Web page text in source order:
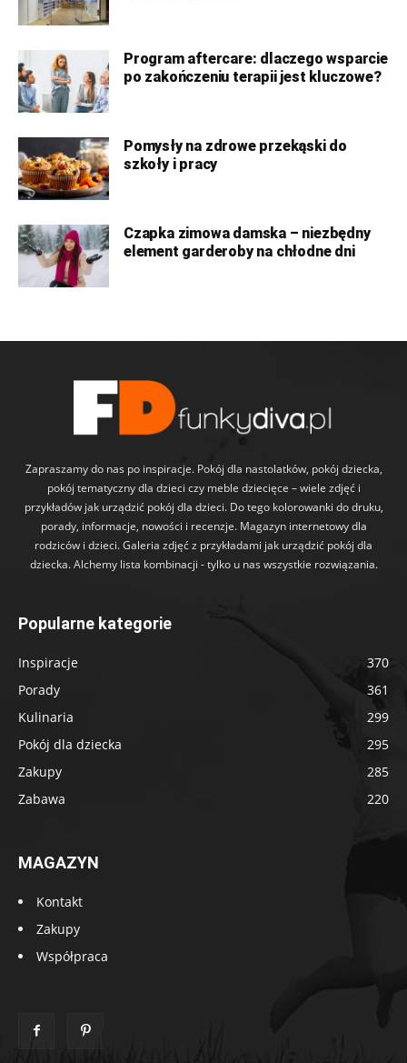
Program aftercare: dlaczego wsparcie
po zakończeniu terapii jest kluczowe?
Pomysły na zdrowe przekąski do
szkoły i pracy
Czapka zimowa damska – niezbędny
element garderoby na chłodne dni
Zapraszamy do nas po inspiracje. Pokój dla nastolatków, pokój dziecka,
pokój tematyczny dla dzieci czy meble dziecięce – wiele zdjęć i
przykładów jak urządzić pokój dla dzieci. Do tego kolorowanki do druku,
porady, informacje, nowości i recenzje. Magazyn internetowy dla
rodziców i dzieci. Galeria zdjęć z przykładami jak urządzić pokój dla
dziecka. Alchemy lista kombinacji - tylko u nas wszystkie rozwiązania.
Popularne kategorie
Inspiracje
370
Porady
361
Kulinaria
299
Pokój dla dziecka
295
Zakupy
285
Zabawa
220
MAGAZYN
Kontakt
Zakupy
Współpraca